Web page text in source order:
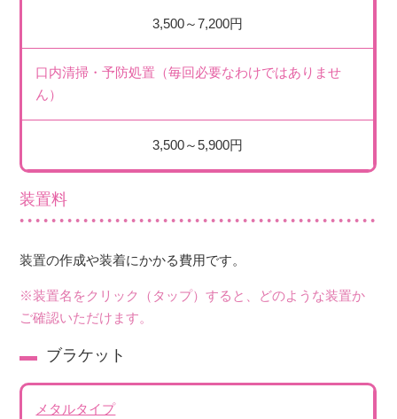
3,500～7,200円
口内清掃・予防処置（毎回必要なわけではありませ
ん）
3,500～5,900円
装置料
装置の作成や装着にかかる費用です。
※装置名をクリック（タップ）すると、どのような装置か
ご確認いただけます。
ブラケット
メタルタイプ